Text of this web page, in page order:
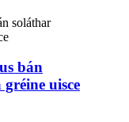
bán
uisce